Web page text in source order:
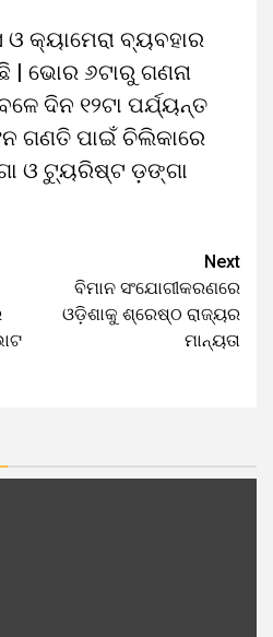
କ୍ୟାମେରା ବ୍ୟବହାର
| ଭୋର ୬ଟାରୁ ଗଣନା
ଦିନ ୧୨ଟା ପର୍ଯ୍ୟନ୍ତ
ଗଣତି ପାଇଁ ଚିଲିକାରେ
ଓ ଟ୍ୟୁରିଷ୍ଟ ଡ଼ଙ୍ଗା
Next
ବିମାନ ସଂଯୋଗୀକରଣରେ
ଓଡ଼ିଶାକୁ ଶ୍ରେଷ୍ଠ ରାଜ୍ୟର
ମାନ୍ୟତା